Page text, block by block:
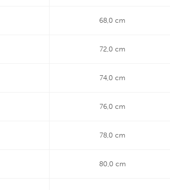
68,0 cm
72,0 cm
74,0 cm
76,0 cm
78,0 cm
80,0 cm